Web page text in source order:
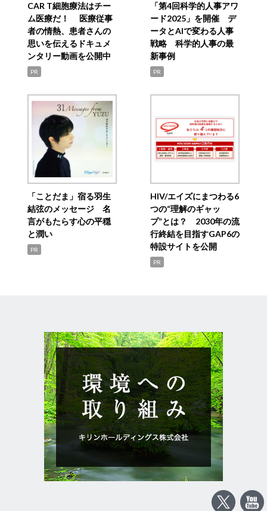
CAR T細胞療法はチー
ム医療だ！ 医療従事
者の情熱、患者さんの
思いを伝えるドキュメ
ンタリー動画を公開中
PR
「第4回科学的人事アワ
ード2025」を開催 デ
ータとAIで変わる人事
戦略 科学的人事の最
新事例
PR
「ことだま」宿る羽生
結弦のメッセージ 名
言がもたらす心の平穏
と潤い
PR
HIV/エイズにまつわる6
つの“理解のギャッ
プ”とは？ 2030年の流
行終結を目指すGAP6の
特設サイトを公開
PR